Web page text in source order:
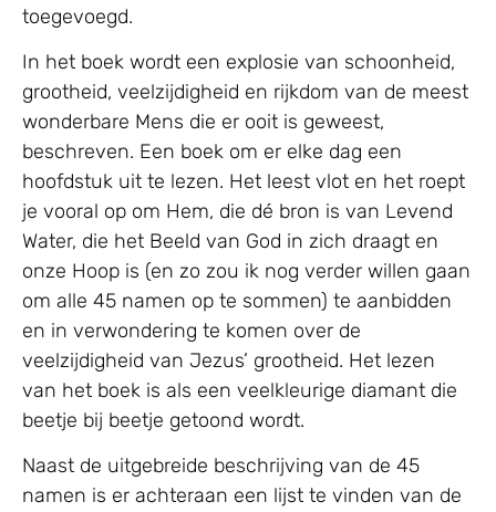
toegevoegd.
In het boek wordt een explosie van schoonheid,
grootheid, veelzijdigheid en rijkdom van de meest
wonderbare Mens die er ooit is geweest,
beschreven. Een boek om er elke dag een
hoofdstuk uit te lezen. Het leest vlot en het roept
je vooral op om Hem, die dé bron is van Levend
Water, die het Beeld van God in zich draagt en
onze Hoop is (en zo zou ik nog verder willen gaan
om alle 45 namen op te sommen) te aanbidden
en in verwondering te komen over de
veelzijdigheid van Jezus’ grootheid. Het lezen
van het boek is als een veelkleurige diamant die
beetje bij beetje getoond wordt.
Naast de uitgebreide beschrijving van de 45
namen is er achteraan een lijst te vinden van de